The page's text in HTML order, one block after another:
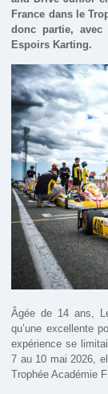
France dans le
donc partie, avec
Espoirs Karting.
Âgée de 14 ans,
qu’une excellente
expérience se
7 au 10 mai 2026,
Trophée Académie